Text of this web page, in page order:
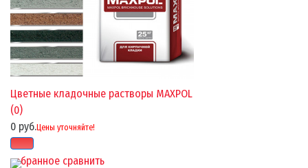
избранное сравнить
Цветные кладочные растворы MAXPOL
(0)
0 руб.Цены уточняйте!